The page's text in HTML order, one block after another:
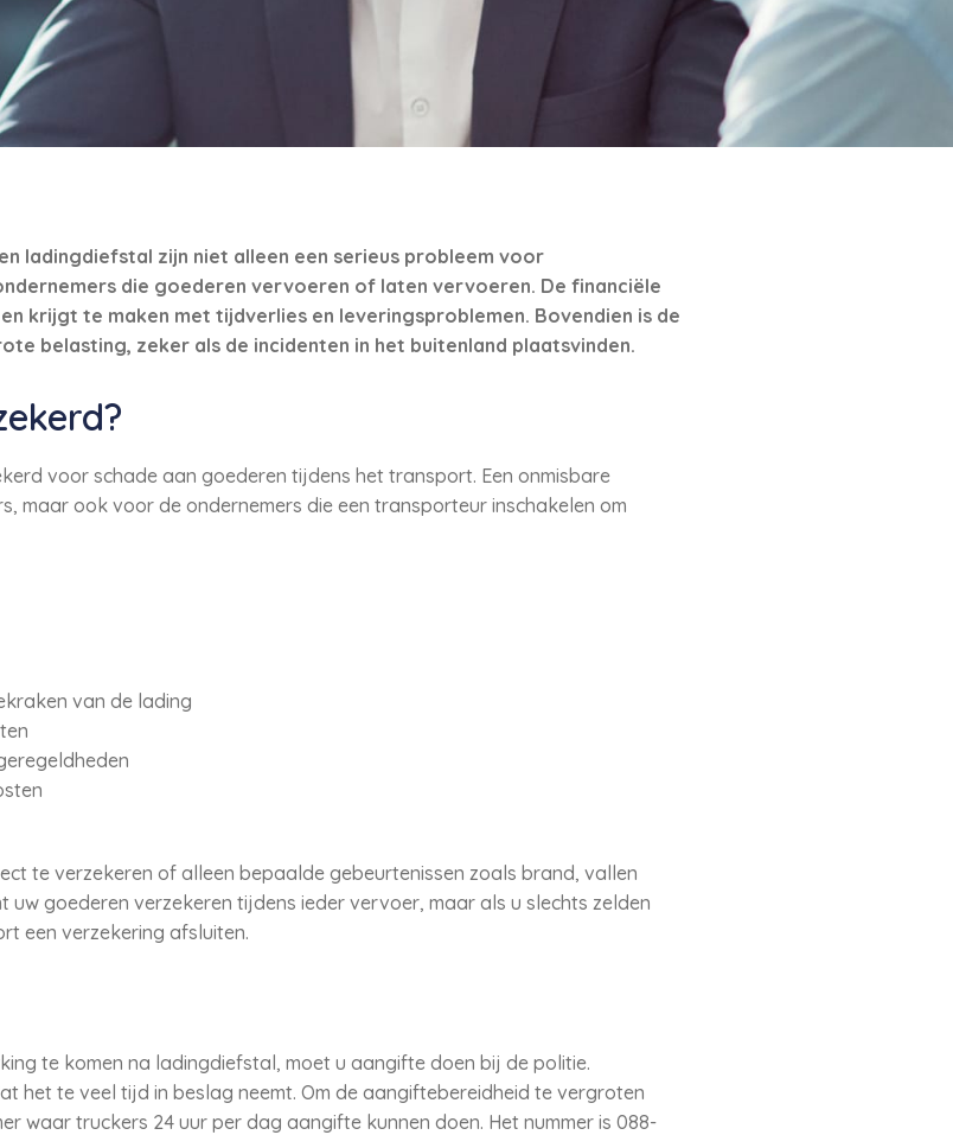
ladingdiefstal zijn niet alleen een serieus probleem voor
die goederen vervoeren of laten vervoeren. De financiële
krijgt te maken met tijdverlies en leveringsproblemen. Bovendien is de
belasting, zeker als de incidenten in het buitenland plaatsvinden.
voor schade aan goederen tijdens het transport. Een onmisbare
maar ook voor de ondernemers die een transporteur inschakelen om
van de lading
te verzekeren of alleen bepaalde gebeurtenissen zoals brand, vallen
goederen verzekeren tijdens ieder vervoer, maar als u slechts zelden
een verzekering afsluiten.
te komen na ladingdiefstal, moet u aangifte doen bij de politie.
het te veel tijd in beslag neemt. Om de aangiftebereidheid te vergroten
waar truckers 24 uur per dag aangifte kunnen doen. Het nummer is 088-